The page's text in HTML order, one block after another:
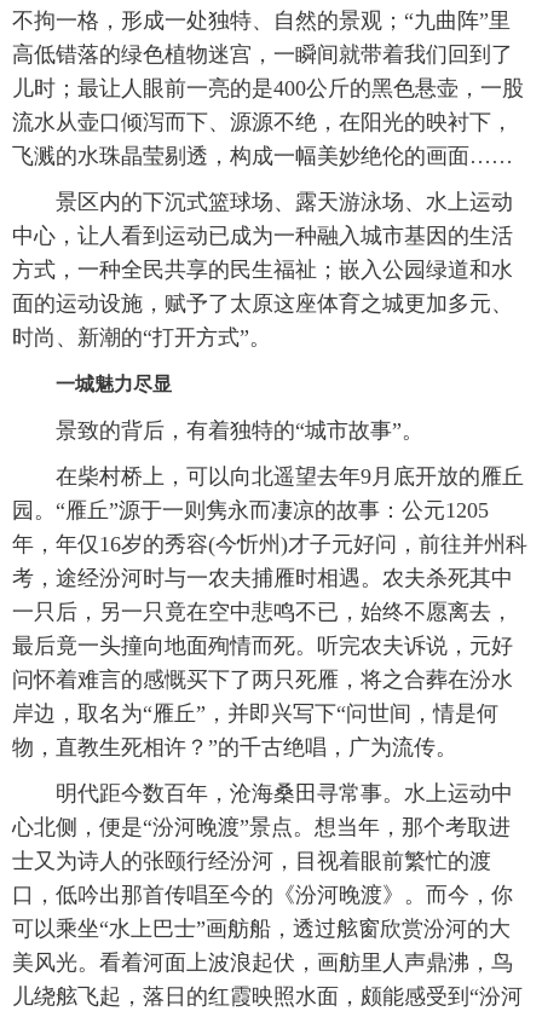
不拘一格，形成一处独特、自然的景观；“九曲阵”里
高低错落的绿色植物迷宫，一瞬间就带着我们回到了
儿时；最让人眼前一亮的是400公斤的黑色悬壶，一股
流水从壶口倾泻而下、源源不绝，在阳光的映衬下，
飞溅的水珠晶莹剔透，构成一幅美妙绝伦的画面……
景区内的下沉式篮球场、露天游泳场、水上运动
中心，让人看到运动已成为一种融入城市基因的生活
方式，一种全民共享的民生福祉；嵌入公园绿道和水
面的运动设施，赋予了太原这座体育之城更加多元、
时尚、新潮的“打开方式”。
一城魅力尽显
景致的背后，有着独特的“城市故事”。
在柴村桥上，可以向北遥望去年9月底开放的雁丘
园。“雁丘”源于一则隽永而凄凉的故事：公元1205
年，年仅16岁的秀容(今忻州)才子元好问，前往并州科
考，途经汾河时与一农夫捕雁时相遇。农夫杀死其中
一只后，另一只竟在空中悲鸣不已，始终不愿离去，
最后竟一头撞向地面殉情而死。听完农夫诉说，元好
问怀着难言的感慨买下了两只死雁，将之合葬在汾水
岸边，取名为“雁丘”，并即兴写下“问世间，情是何
物，直教生死相许？”的千古绝唱，广为流传。
明代距今数百年，沧海桑田寻常事。水上运动中
心北侧，便是“汾河晚渡”景点。想当年，那个考取进
士又为诗人的张颐行经汾河，目视着眼前繁忙的渡
口，低吟出那首传唱至今的《汾河晚渡》。而今，你
可以乘坐“水上巴士”画舫船，透过舷窗欣赏汾河的大
美风光。看着河面上波浪起伏，画舫里人声鼎沸，鸟
儿绕舷飞起，落日的红霞映照水面，颇能感受到“汾河